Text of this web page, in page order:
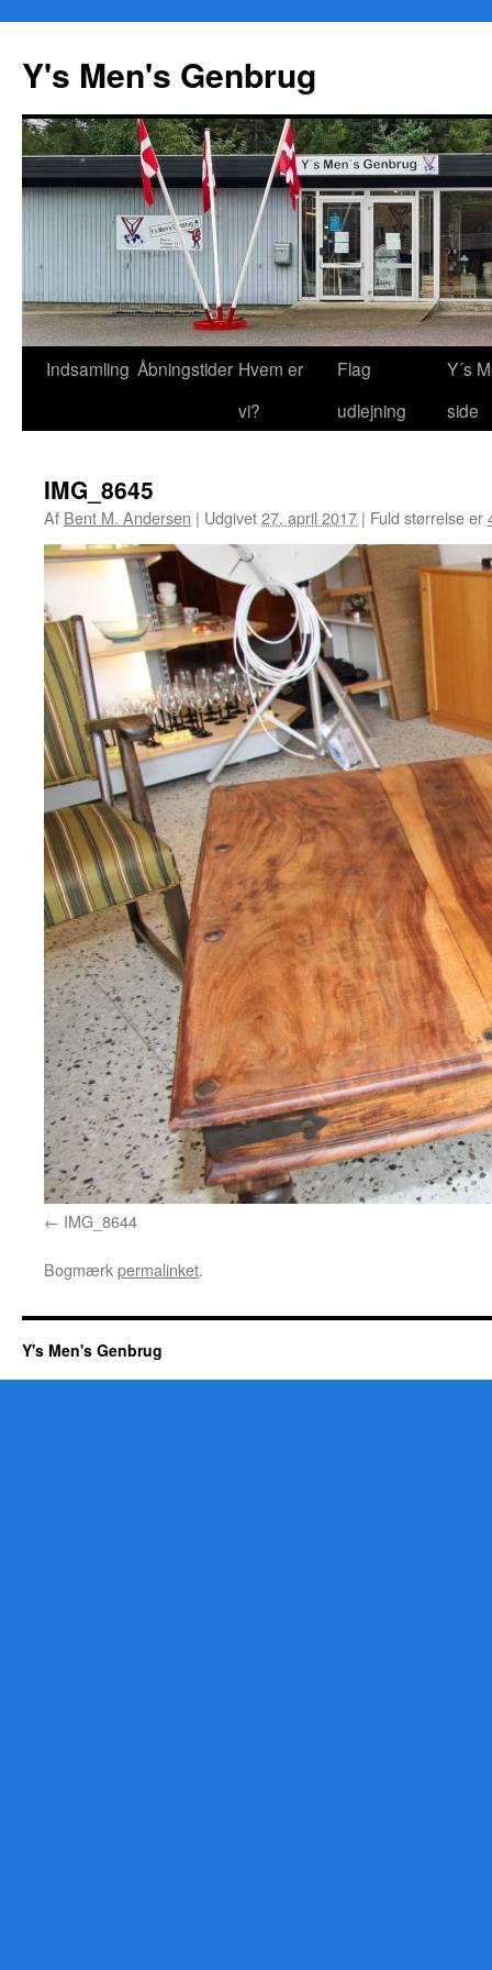
Y's Men's Genbrug
Hop
Indsamling Åbningstider Hvem er
vi?
Flag
udlejning
Y´s
side
IMG_8645
Af Bent M. Andersen | Udgivet27. april 2017 | Fuld størrelse er
IMG_8644
Bogmærkpermalinket.
Y's Men's Genbrug